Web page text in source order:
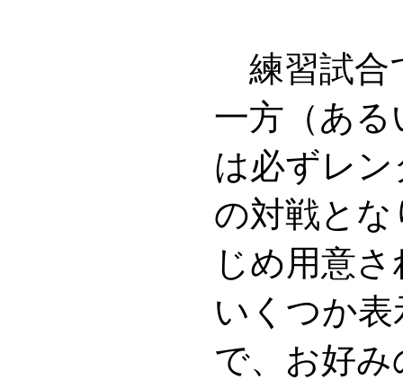
練習試合
一方（あ
は必ずレ
の対戦と
じめ用意
いくつか
で、お好